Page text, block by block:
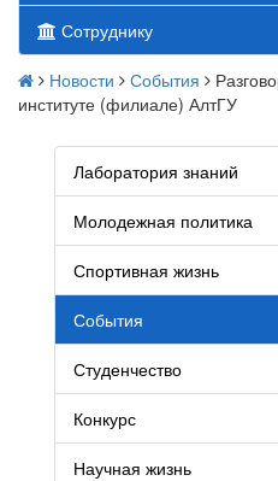
Сотруднику
Новости События
институте (филиале) АлтГУ
Лаборатория знаний
Молодежная политика
Спортивная жизнь
События
Студенчество
Конкурс
Научная жизнь